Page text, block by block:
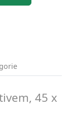
45 x